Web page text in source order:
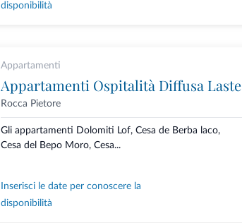
disponibilità
Appartamenti
Appartamenti Ospitalità Diffusa Laste
Rocca Pietore
Gli appartamenti Dolomiti Lof, Cesa de Berba laco,
Cesa del Bepo Moro, Cesa...
Inserisci le date per conoscere la
disponibilità